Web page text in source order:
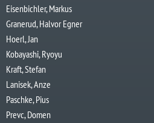
Eisenbichler, Markus
Granerud, Halvor Egner
Hoerl, Jan
Kobayashi, Ryoyu
Kraft, Stefan
Lanisek, Anze
Paschke, Pius
Prevc, Domen